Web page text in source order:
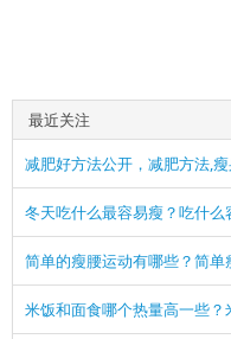
最近关注
减肥好方法公开，减肥方法,
冬天吃什么最容易瘦？吃什么
简单的瘦腰运动有哪些？简单
米饭和面食哪个热量高一些？